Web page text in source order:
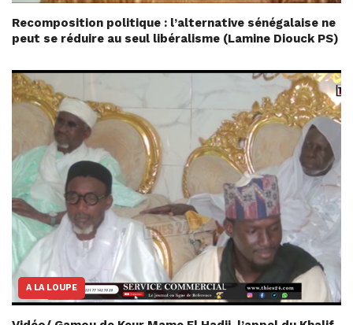
Recomposition politique : l’alternative sénégalaise ne
peut se réduire au seul libéralisme (Lamine Diouck PS)
A LA LOUPE